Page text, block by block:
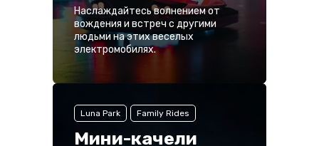
Наслаждайтесь волнением от
вождения и встреч с другими
людьми на этих веселых
электромобилях.
Luna Park Family Rides
Мини-качели